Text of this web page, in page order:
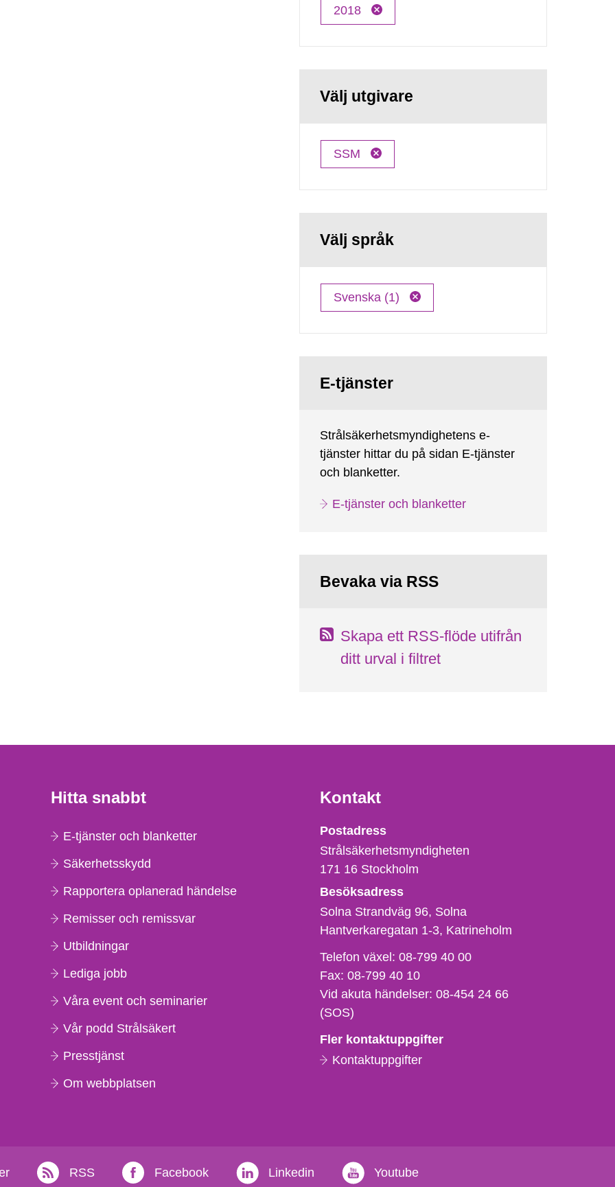
2018
Välj utgivare
SSM
Välj språk
Svenska (1)
E-tjänster
Strålsäkerhetsmyndighetens e-
tjänster hittar du på sidan E-tjänster
och blanketter.
E-tjänster och blanketter
Bevaka via RSS
Skapa ett RSS-flöde utifrån
ditt urval i filtret
Hitta snabbt
E-tjänster och blanketter
Säkerhetsskydd
Rapportera oplanerad händelse
Remisser och remissvar
Utbildningar
Lediga jobb
Våra event och seminarier
Vår podd Strålsäkert
Presstjänst
Om webbplatsen
Kontakt
Strålsäkerhetsmyndigheten
Postadress
Strålsäkerhetsmyndigheten
171 16 Stockholm
Besöksadress
Solna Strandväg 96, Solna
Hantverkaregatan 1-3 Katrineholm
Telefon,
fax
och
e-
Telefon växel:08-799 40 00
Fax:08-799 40 10
Vid akuta händelser:08-454 24 66
(SOS)
Fler kontaktuppgifter
Kontaktuppgifter
RSS Facebook Linkedin Youtube